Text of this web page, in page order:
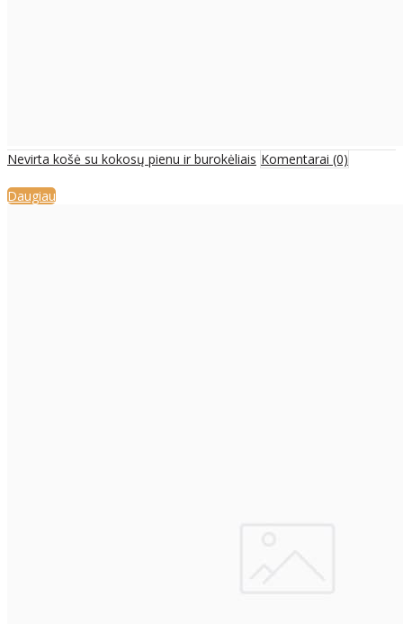
Nevirta košė su kokosų pienu ir burokėliais Komentarai (0)
Daugiau